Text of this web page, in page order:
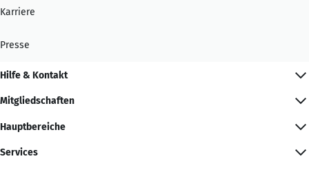
Karriere
Presse
Hilfe & Kontakt
Mitgliedschaften
Hauptbereiche
Services